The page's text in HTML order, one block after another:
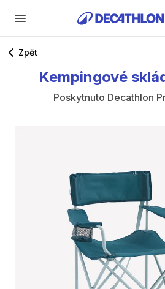
Zpět
Kempingové
Poskytnuto Decathlon